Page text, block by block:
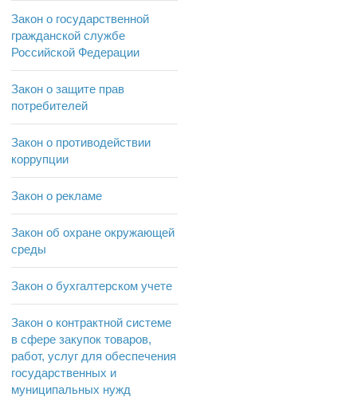
Закон о государственной
гражданской службе
Российской Федерации
Закон о защите прав
потребителей
Закон о противодействии
коррупции
Закон о рекламе
Закон об охране окружающей
среды
Закон о бухгалтерском учете
Закон о контрактной системе
в сфере закупок товаров,
работ, услуг для обеспечения
государственных и
муниципальных нужд